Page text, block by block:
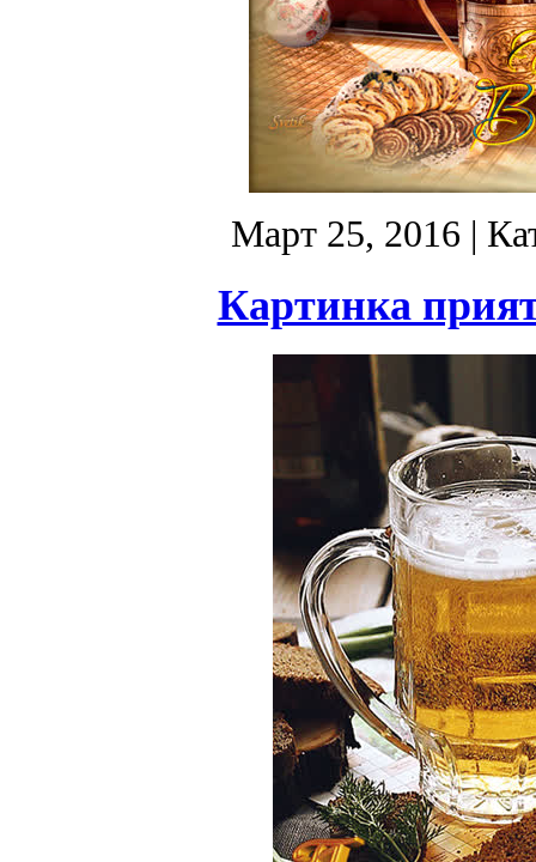
Март 25, 2016 |
Картинка